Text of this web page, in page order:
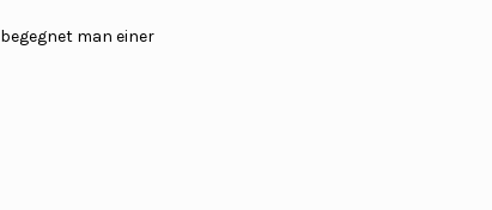
man einer